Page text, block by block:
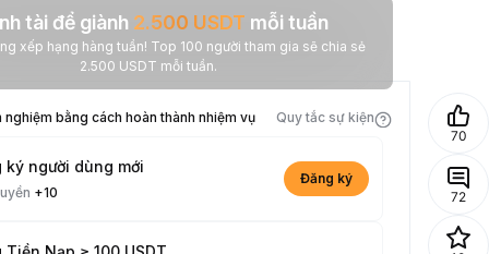
tài để giành 2.500 USDT mỗi tuần
hàng tuần! Top 100 người tham gia sẽ chia sẻ
2.500 USDT mỗi tuần.
nghiệm bằng cách hoàn thành nhiệm vụ Quy tắc sự kiện
ký người dùng mới
+10
Đăng ký
70
72